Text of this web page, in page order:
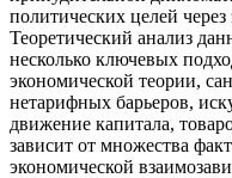
политических целей
Теоретический анализ
несколько ключевых
экономической теории,
нетарифных барьеров,
движение капитала,
зависит от множества
экономической